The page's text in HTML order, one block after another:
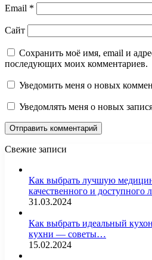
Email *
Сайт
Сохранить моё имя, email и
последующих моих комментариев.
Уведомить меня о новых
Уведомлять меня о новых
Свежие записи
Как выбрать лучшую
качественного и доступного
31.03.2024
Как выбрать идеальный
кухни — советы…
15.02.2024